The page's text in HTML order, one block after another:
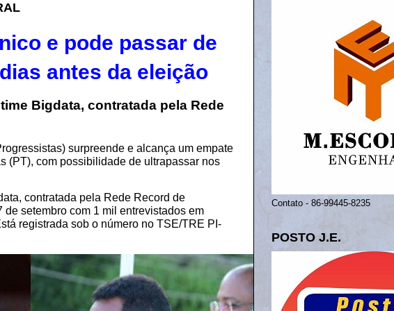
e pode passar de
antes da eleição
Bigdata, contratada pela Rede
surpreende e alcança um empate
(PT), com possibilidade de ultrapassar nos
contratada pela Rede Record de
setembro com 1 mil entrevistados em
registrada sob o número no TSE/TRE PI-
Contato - 86-99445-8235
POSTO J.E.